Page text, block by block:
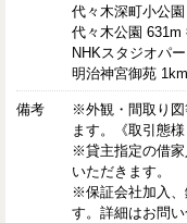
代々木深町小公
代々木公園 631m
NHKスタジオパ
明治神宮御苑
備考
※外観・間取り図
ます。《取引態
※貸主指定の借家
いただきます。
※保証会社加入、
す。詳細はお問い